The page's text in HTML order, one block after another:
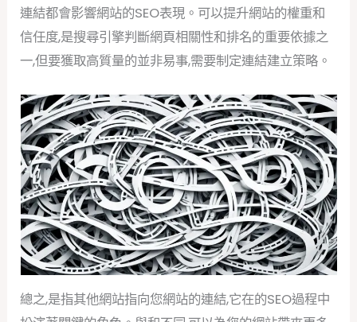
連結都會影響網站的SEO表現。可以提升網站的權重和
信任度,是搜尋引擎判斷網頁相關性和排名的重要依據之
一,但要獲取高質量的並非易事,需要制定連結建立策略。
總之,是指其他網站指向您網站的連結,它在的SEO過程中